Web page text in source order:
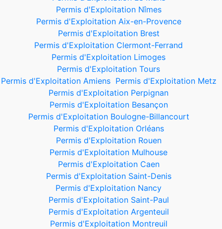
Permis d'Exploitation Nîmes
Permis d'Exploitation Aix-en-Provence
Permis d'Exploitation Brest
Permis d'Exploitation Clermont-Ferrand
Permis d'Exploitation Limoges
Permis d'Exploitation Tours
Permis d'Exploitation Amiens Permis d'Exploitation Metz
Permis d'Exploitation Perpignan
Permis d'Exploitation Besançon
Permis d'Exploitation Boulogne-Billancourt
Permis d'Exploitation Orléans
Permis d'Exploitation Rouen
Permis d'Exploitation Mulhouse
Permis d'Exploitation Caen
Permis d'Exploitation Saint-Denis
Permis d'Exploitation Nancy
Permis d'Exploitation Saint-Paul
Permis d'Exploitation Argenteuil
Permis d'Exploitation Montreuil